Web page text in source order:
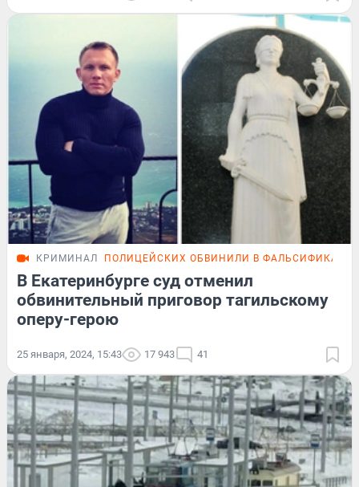
КРИМИНАЛ ПОЛИЦЕЙСКИХ ОБВИНИЛИ В
В Екатеринбурге суд отменил
обвинительный приговор тагильскому
оперу-герою
25 января, 2024, 15:43 17 943 41